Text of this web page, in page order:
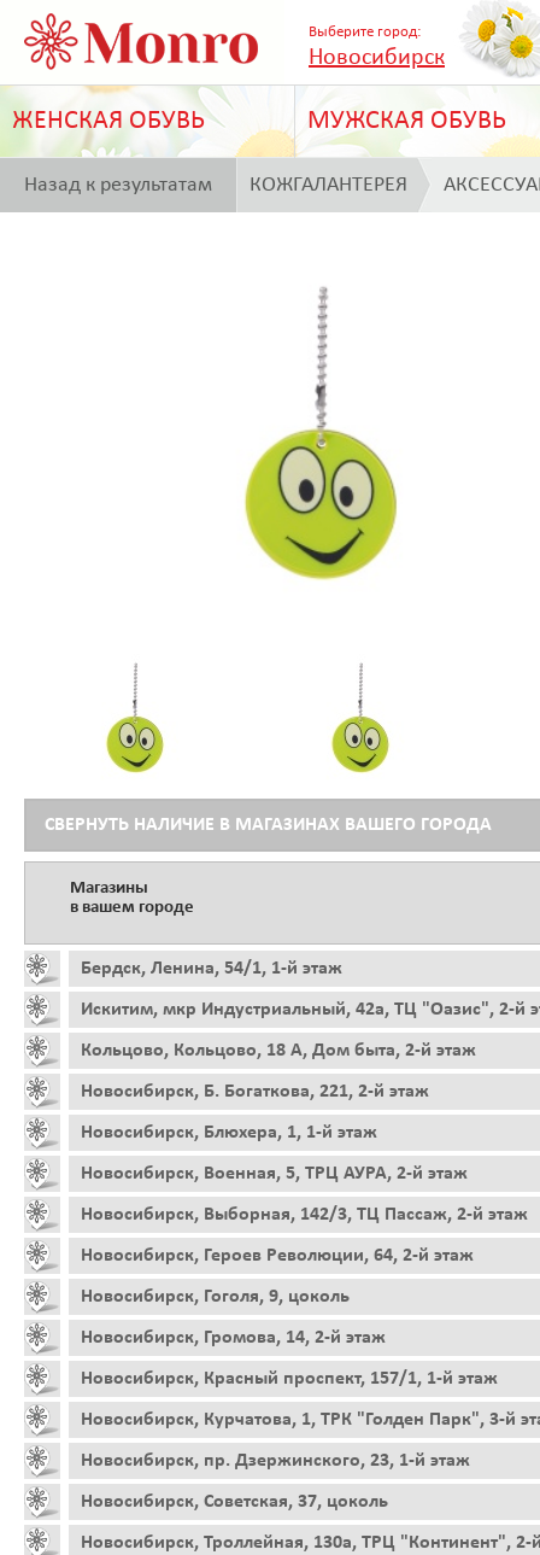
Выберите город:
Новосибирск
ЖЕНСКАЯ ОБУВЬ МУЖСКАЯ ОБУВЬ
Назад к результатам КОЖГАЛАНТЕРЕЯ
СВЕРНУТЬ НАЛИЧИЕ В МАГАЗИНАХ ВАШЕГО ГОРОДА
Магазины
в вашем городе
Бердск, Ленина, 54/1, 1-й этаж
Искитим, мкр Индустриальный, 42а, ТЦ "Оазис", 2-й
Кольцово, Кольцово, 18 А, Дом быта, 2-й этаж
Новосибирск, Б. Богаткова, 221, 2-й этаж
Новосибирск, Блюхера, 1, 1-й этаж
Новосибирск, Военная, 5, ТРЦ АУРА, 2-й этаж
Новосибирск, Выборная, 142/3, ТЦ Пассаж, 2-й этаж
Новосибирск, Героев Революции, 64, 2-й этаж
Новосибирск, Гоголя, 9, цоколь
Новосибирск, Громова, 14, 2-й этаж
Новосибирск, Красный проспект, 157/1, 1-й этаж
Новосибирск, Курчатова, 1, ТРК "Голден Парк", 3-й
Новосибирск, пр. Дзержинского, 23, 1-й этаж
Новосибирск, Советская, 37, цоколь
Новосибирск, Троллейная, 130а, ТРЦ "Континент", 2-